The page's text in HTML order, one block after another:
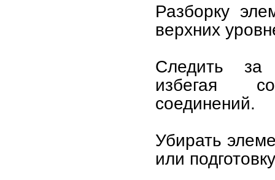
Разборку
верхних
Следить за
избегая
соединений.
Убирать
или